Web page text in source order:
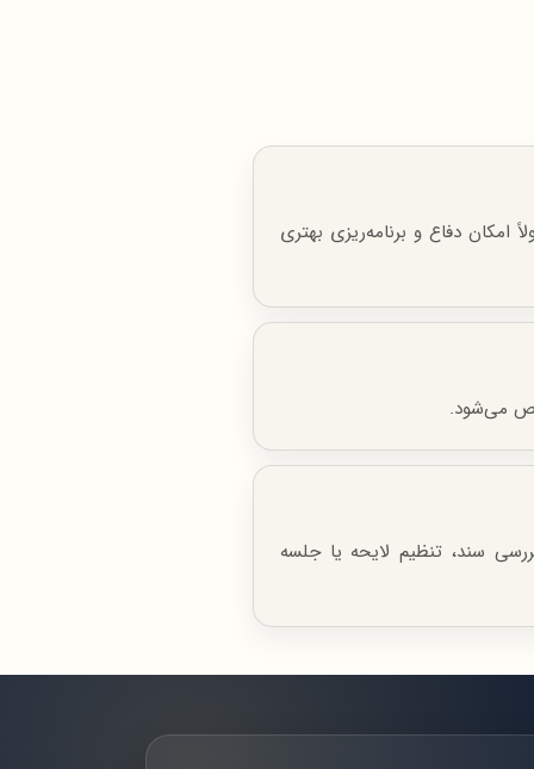
امکان دفاع و برنامه‌ریزی بهتری
می‌شود.
سند، تنظیم لایحه یا جلسه